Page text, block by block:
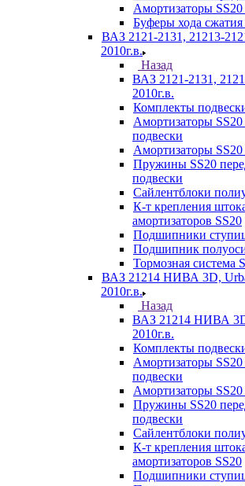
Амортизаторы SS20
Буферы хода сжатия
ВАЗ 2121-2131, 21213-
2010г.в.
Назад
ВАЗ 2121-2131,
2010г.в.
Комплекты
Амортизаторы SS20
подвески
Амортизаторы SS20
Пружины SS20
подвески
Сайлентблоки
К-т крепления
амортизаторов SS20
Подшипники
Подшипник
Тормозная система
ВАЗ 21214 НИВА 3D,
2010г.в.
Назад
ВАЗ 21214 НИВА
2010г.в.
Комплекты
Амортизаторы SS20
подвески
Амортизаторы SS20
Пружины SS20
подвески
Сайлентблоки
К-т крепления
амортизаторов SS20
Подшипники